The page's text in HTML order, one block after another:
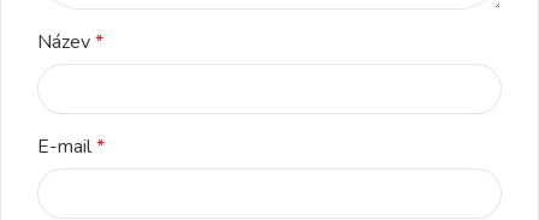
Název*
E-mail*